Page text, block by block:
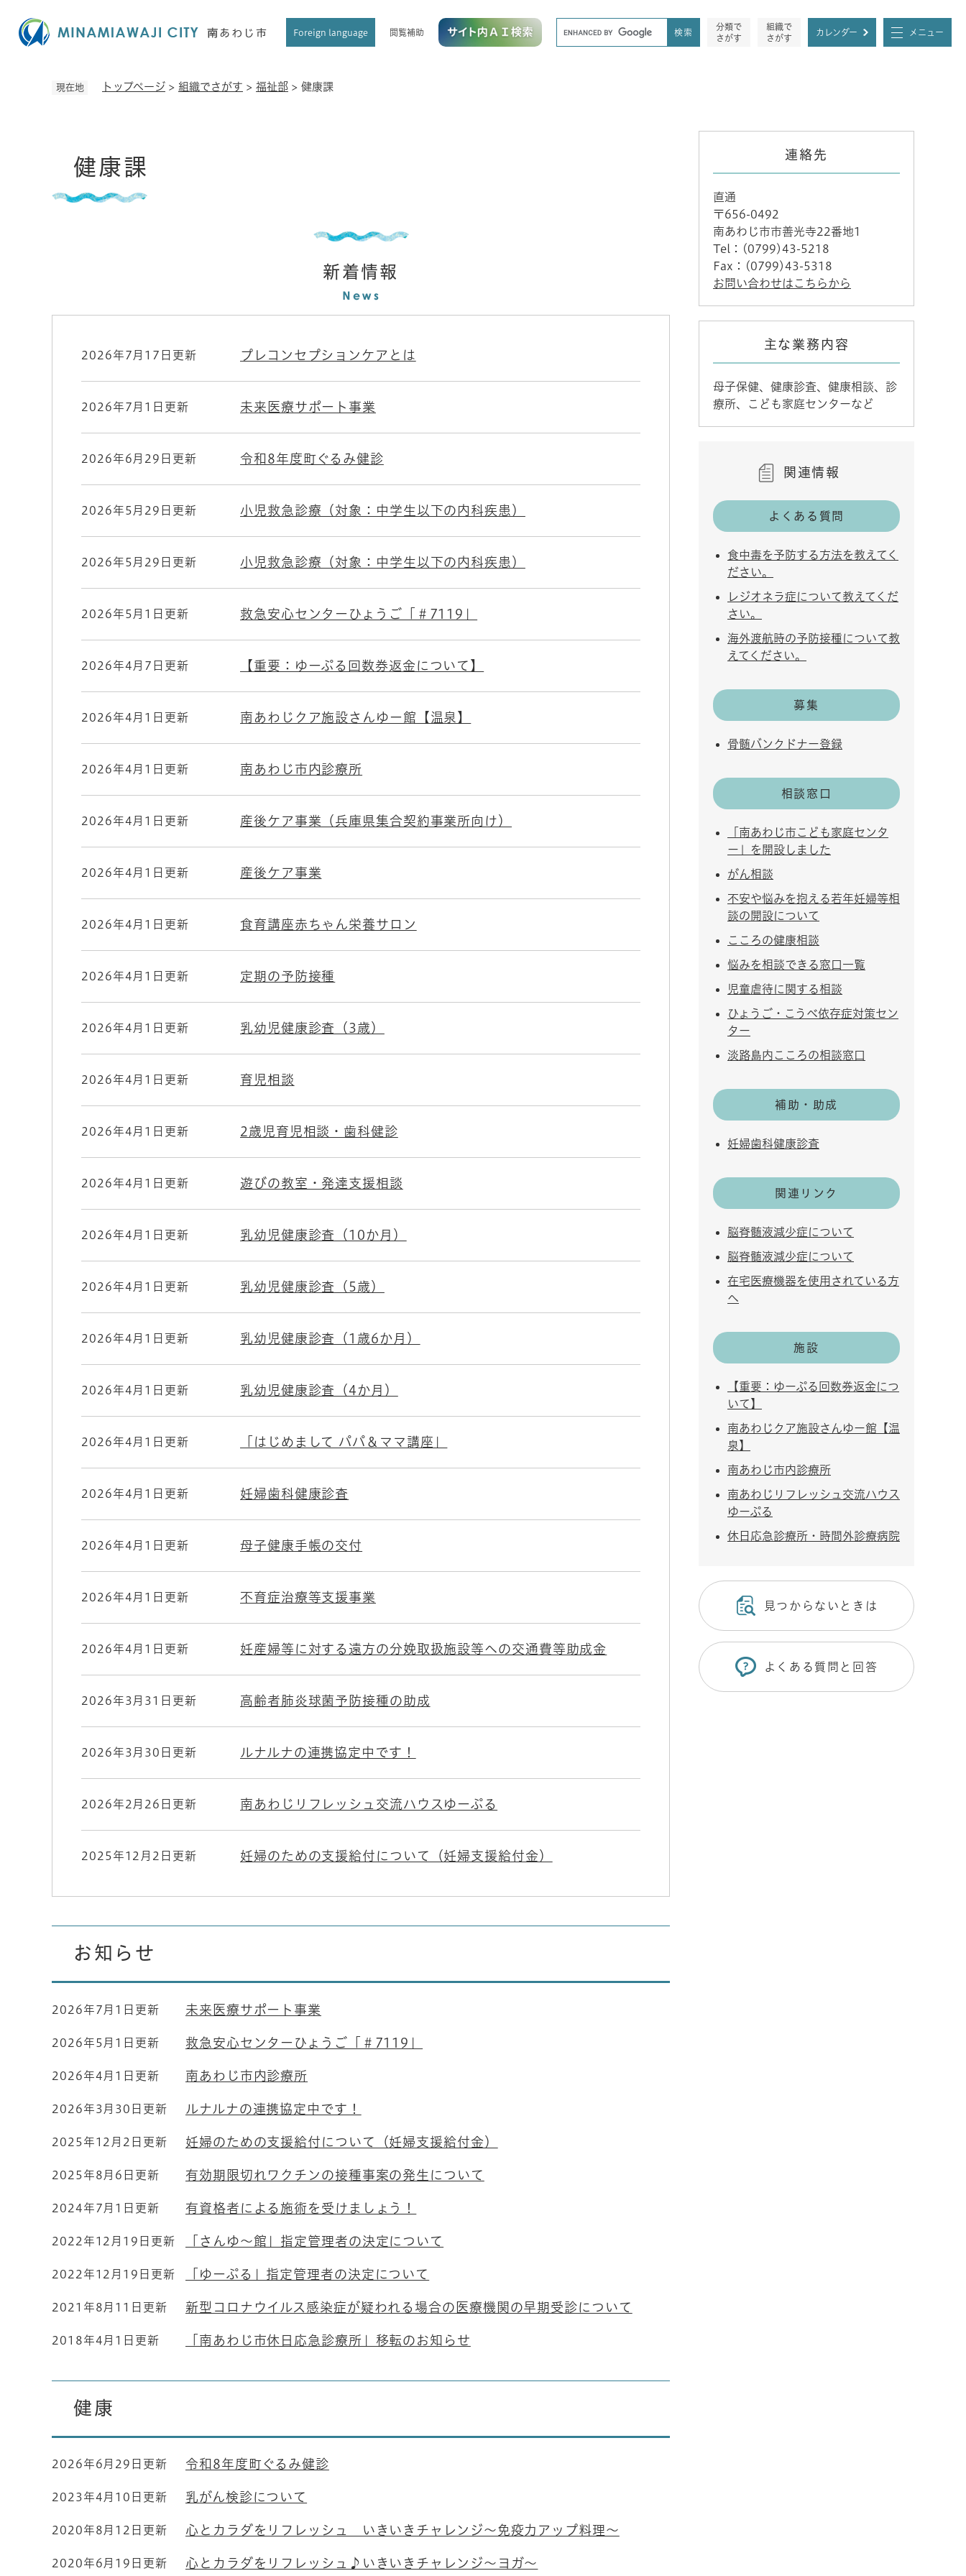
Foreign language 閲覧補助
分類で
さがす
組織で
さがす
カレンダー メニュー
現在地 トップページ > 組織でさがす > 福祉部 > 健康課
健康課
新着情報
2026年7月17日更新 プレコンセプションケアとは
2026年7月1日更新 未来医療サポート事業
2026年6月29日更新 令和8年度町ぐるみ健診
2026年5月29日更新 小児救急診療（対象：中学生以下の内科疾患）
2026年5月29日更新 小児救急診療（対象：中学生以下の内科疾患）
2026年5月1日更新 救急安心センターひょうご「＃7119」
2026年4月7日更新 【重要：ゆーぷる回数券返金について】
2026年4月1日更新 南あわじクア施設さんゆー館【温泉】
2026年4月1日更新 南あわじ市内診療所
2026年4月1日更新 産後ケア事業（兵庫県集合契約事業所向け）
2026年4月1日更新 産後ケア事業
2026年4月1日更新 食育講座赤ちゃん栄養サロン
2026年4月1日更新 定期の予防接種
2026年4月1日更新 乳幼児健康診査（3歳）
2026年4月1日更新 育児相談
2026年4月1日更新 2歳児育児相談・歯科健診
2026年4月1日更新 遊びの教室・発達支援相談
2026年4月1日更新 乳幼児健康診査（10か月）
2026年4月1日更新 乳幼児健康診査（5歳）
2026年4月1日更新 乳幼児健康診査（1歳6か月）
2026年4月1日更新 乳幼児健康診査（4か月）
2026年4月1日更新 「はじめまして パパ＆ママ講座」
2026年4月1日更新 妊婦歯科健康診査
2026年4月1日更新 母子健康手帳の交付
2026年4月1日更新 不育症治療等支援事業
2026年4月1日更新 妊産婦等に対する遠方の分娩取扱施設等への交通費等助成金
2026年3月31日更新 高齢者肺炎球菌予防接種の助成
2026年3月30日更新 ルナルナの連携協定中です！
2026年2月26日更新 南あわじリフレッシュ交流ハウスゆーぷる
2025年12月2日更新 妊婦のための支援給付について（妊婦支援給付金）
お知らせ
2026年7月1日更新 未来医療サポート事業
2026年5月1日更新 救急安心センターひょうご「＃7119」
2026年4月1日更新 南あわじ市内診療所
2026年3月30日更新 ルナルナの連携協定中です！
2025年12月2日更新 妊婦のための支援給付について（妊婦支援給付金）
2025年8月6日更新 有効期限切れワクチンの接種事案の発生について
2024年7月1日更新 有資格者による施術を受けましょう！
2022年12月19日更新 「さんゆ～館」指定管理者の決定について
2022年12月19日更新 「ゆーぷる」指定管理者の決定について
2021年8月11日更新 新型コロナウイルス感染症が疑われる場合の医療機関の早期受診について
2018年4月1日更新 「南あわじ市休日応急診療所」移転のお知らせ
健康
2026年6月29日更新 令和8年度町ぐるみ健診
2023年4月10日更新 乳がん検診について
2020年8月12日更新 心とカラダをリフレッシュ いきいきチャレンジ～免疫力アップ料理～
2020年6月19日更新 心とカラダをリフレッシュ♪いきいきチャレンジ～ヨガ～
連絡先
直通
〒656-0492
南あわじ市市善光寺22番地1
Tel：(0799)43-5218
Fax：(0799)43-5318
お問い合わせはこちらから
主な業務内容
母子保健、健康診査、健康相談、診
療所、こども家庭センターなど
関連情報
よくある質問
食中毒を予防する方法を教えてく
ださい。
レジオネラ症について教えてくだ
さい。
海外渡航時の予防接種について教
えてください。
募集
骨髄バンクドナー登録
相談窓口
「南あわじ市こども家庭センタ
ー」を開設しました
がん相談
不安や悩みを抱える若年妊婦等相
談の開設について
こころの健康相談
悩みを相談できる窓口一覧
児童虐待に関する相談
ひょうご・こうべ依存症対策セン
ター
淡路島内こころの相談窓口
補助・助成
妊婦歯科健康診査
関連リンク
脳脊髄液減少症について
脳脊髄液減少症について
在宅医療機器を使用されている方
へ
施設
【重要：ゆーぷる回数券返金につ
いて】
南あわじクア施設さんゆー館【温
泉】
南あわじ市内診療所
南あわじリフレッシュ交流ハウス
ゆーぷる
休日応急診療所・時間外診療病院
見つからないときは
よくある質問と回答